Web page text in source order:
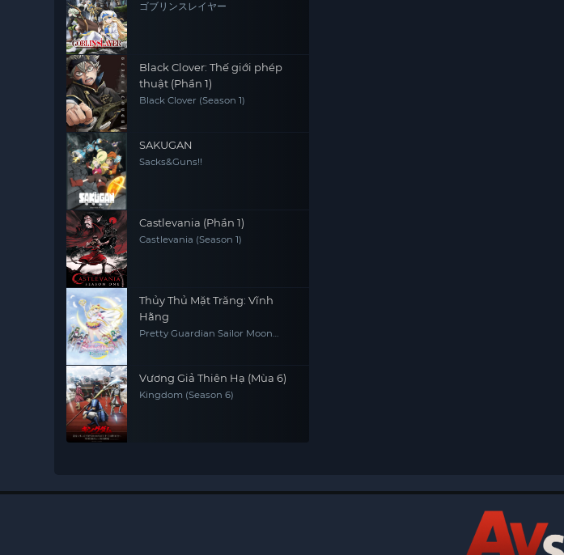
ゴブリンスレイヤー
Black Clover: Thế giới phép
thuật (Phần 1)
Black Clover (Season 1)
SAKUGAN
Sacks&Guns!!
Castlevania (Phần 1)
Castlevania (Season 1)
Thủy Thủ Mặt Trăng: Vĩnh
Hằng
Pretty Guardian Sailor Moon
Vương Giả Thiên Hạ (Mùa 6)
Kingdom (Season 6)